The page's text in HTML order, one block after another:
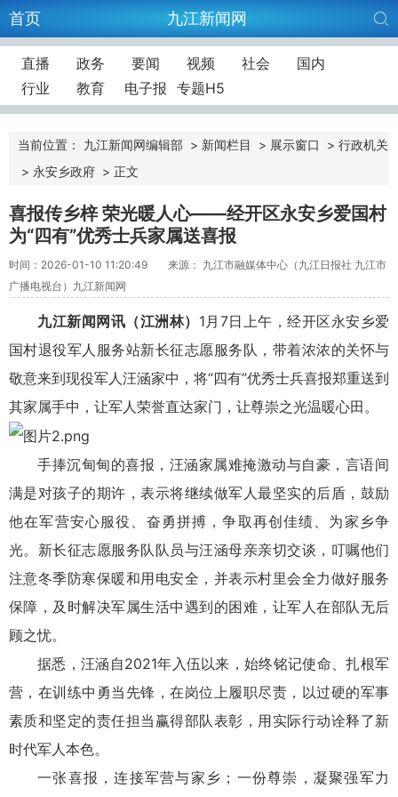
首页 九江新闻网
直播 政务 要闻 视频 社会
国内
行业
教育 电子报 专题H5
当前位置： 九江新闻网编辑部 > 新闻栏目 > 展示窗口 > 行政机关
> 永安乡政府 > 正文
喜报传乡梓 荣光暖人心——经开区永安乡爱国村
为“四有”优秀士兵家属送喜报
时间：2026-01-10 11:20:49
来源： 九江市融媒体中心（九江日报社 九江市
广播电视台）九江新闻网
九江新闻网讯 （江洲林） 1月7日上午， 经开区永安乡爱
国村退役军人服务站新长征志愿服务队，带着浓浓的关怀与
敬意来到现役军人汪涵家中，将“四有”优秀士兵喜报郑重送到
其家属手中，让军人荣誉直达家门，让尊崇之光温暖心田。
手捧沉甸甸的喜报，汪涵家属难掩激动与自豪，言语间
满是对孩子的期许，表示将继续做军人最坚实的后盾，鼓励
他在军营安心服役、奋勇拼搏，争取再创佳绩、为家乡争
光。新长征志愿服务队队员与汪涵母亲亲切交谈，叮嘱他们
注意冬季防寒保暖和用电安全，并表示村里会全力做好服务
保障，及时解决军属生活中遇到的困难，让军人在部队无后
顾之忧。
据悉，汪涵自2021年入伍以来，始终铭记使命、扎根军
营，在训练中勇当先锋，在岗位上履职尽责，以过硬的军事
素质和坚定的责任担当赢得部队表彰，用实际行动诠释了新
时代军人本色。
一张喜报，连接军营与家乡；一份尊崇，凝聚强军力